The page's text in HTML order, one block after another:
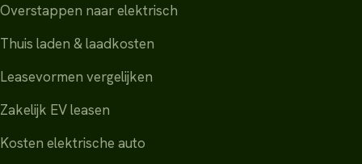
Overstappen naar elektrisch
Thuis laden & laadkosten
Leasevormen vergelijken
Zakelijk EV leasen
Kosten elektrische auto